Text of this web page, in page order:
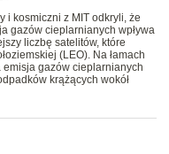
i kosmiczni z MIT odkryli, że
gazów cieplarnianych wpływa
liczbę satelitów, które
(LEO). Na łamach
gazów cieplarnianych
krążących wokół